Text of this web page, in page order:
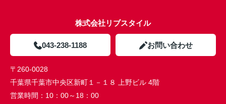
株式会社リブスタイル
043-238-1188 お問い合わせ
〒260-0028
千葉県千葉市中央区新町１－１８ 上野ビル 4階
営業時間： 10：00～18：00